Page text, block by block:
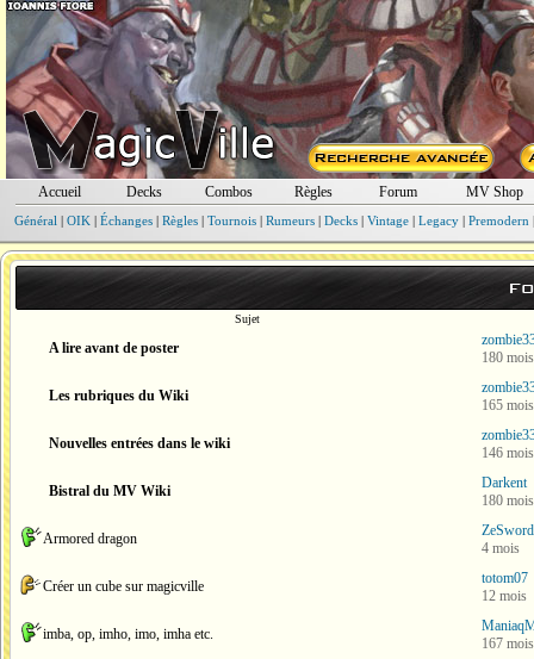
Accueil Decks Combos Règles Forum MV Shop
Général | OIK | Échanges| Règles| Tournois| Rumeurs| Decks| Vintage| Legacy| Premodern
Sujet
A lire avant de poster
180 mois
Les rubriques du Wiki
165 mois
Nouvelles entrées dans le wiki
146 mois
Bistral du MV Wiki
Darkent
180 mois
Armored dragon
ZeSword
4 mois
Créer un cube sur magicville
totom07
12 mois
imba, op, imho, imo, imha etc.
167 mois